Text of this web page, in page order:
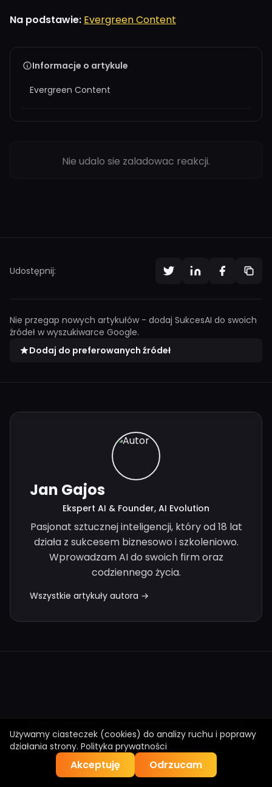
Na podstawie: Evergreen Content
Informacje o artykule
Evergreen Content
Nie udalo sie zaladowac reakcji.
Udostępnij:
Nie przegap nowych artykułów - dodaj SukcesAI do swoich
źródeł w wyszukiwarce Google.
Dodaj do preferowanych źródeł
Jan Gajos
Ekspert AI & Founder, AI Evolution
Pasjonat sztucznej inteligencji, który od 18 lat
działa z sukcesem biznesowo i szkoleniowo.
Wprowadzam AI do swoich firm oraz
codziennego życia.
Wszystkie artykuły autora →
Nie udało się załadować komentarzy. Odśwież
stronę.
Używamy ciasteczek (cookies) do analizy ruchu i poprawy
działania strony. Polityka prywatności
Akceptuję Odrzucam